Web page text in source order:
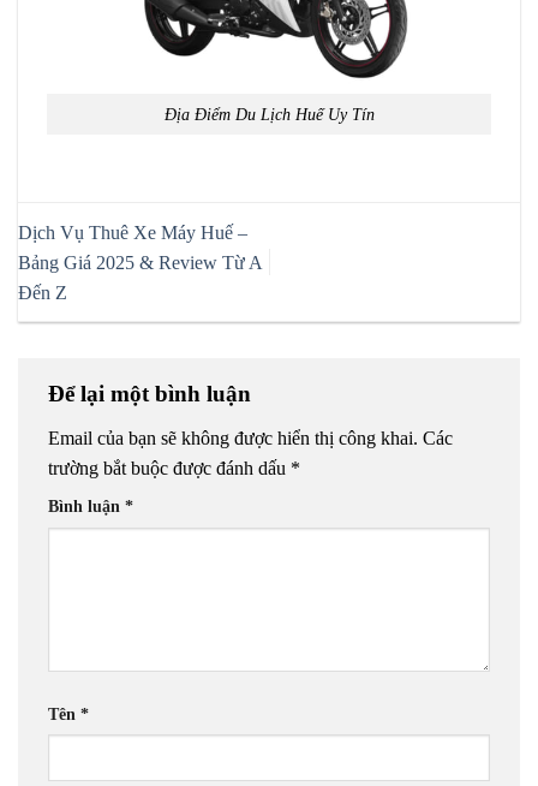
Địa Điểm Du Lịch Huế Uy Tín
Dịch Vụ Thuê Xe Máy Huế –
Bảng Giá 2025 & Review Từ A
Đến Z
Để lại một bình luận
Email của bạn sẽ không được hiển thị công khai. Các
trường bắt buộc được đánh dấu *
Bình luận *
Tên *